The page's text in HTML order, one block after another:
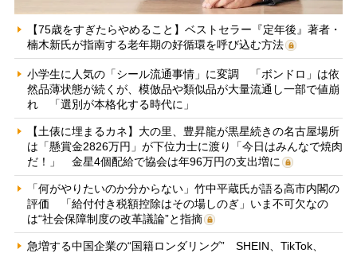
【75歳をすぎたらやめること】ベストセラー『定年後』著者・
楠木新氏が指南する老年期の好循環を呼び込む方法
小学生に人気の「シール流通事情」に変調 「ボンドロ」は依
然品薄状態が続くが、模倣品や類似品が大量流通し一部で値崩
れ 「選別が本格化する時代に」
【土俵に埋まるカネ】大の里、豊昇龍が黒星続きの名古屋場所
は「懸賞金2826万円」が下位力士に渡り「今日はみんなで焼肉
だ！」 金星4個配給で協会は年96万円の支出増に
「何がやりたいのか分からない」竹中平蔵氏が語る高市内閣の
評価 「給付付き税額控除はその場しのぎ」いま不可欠なの
は“社会保障制度の改革議論”と指摘
急増する中国企業の“国籍ロンダリング” SHEIN、TikTok、